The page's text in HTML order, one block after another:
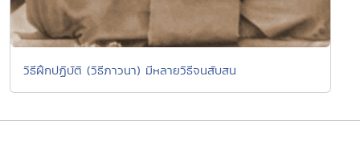
วิธีฝึกปฏิบัติ (วิธีภาวนา) มีหลายวิธีจนสับสน